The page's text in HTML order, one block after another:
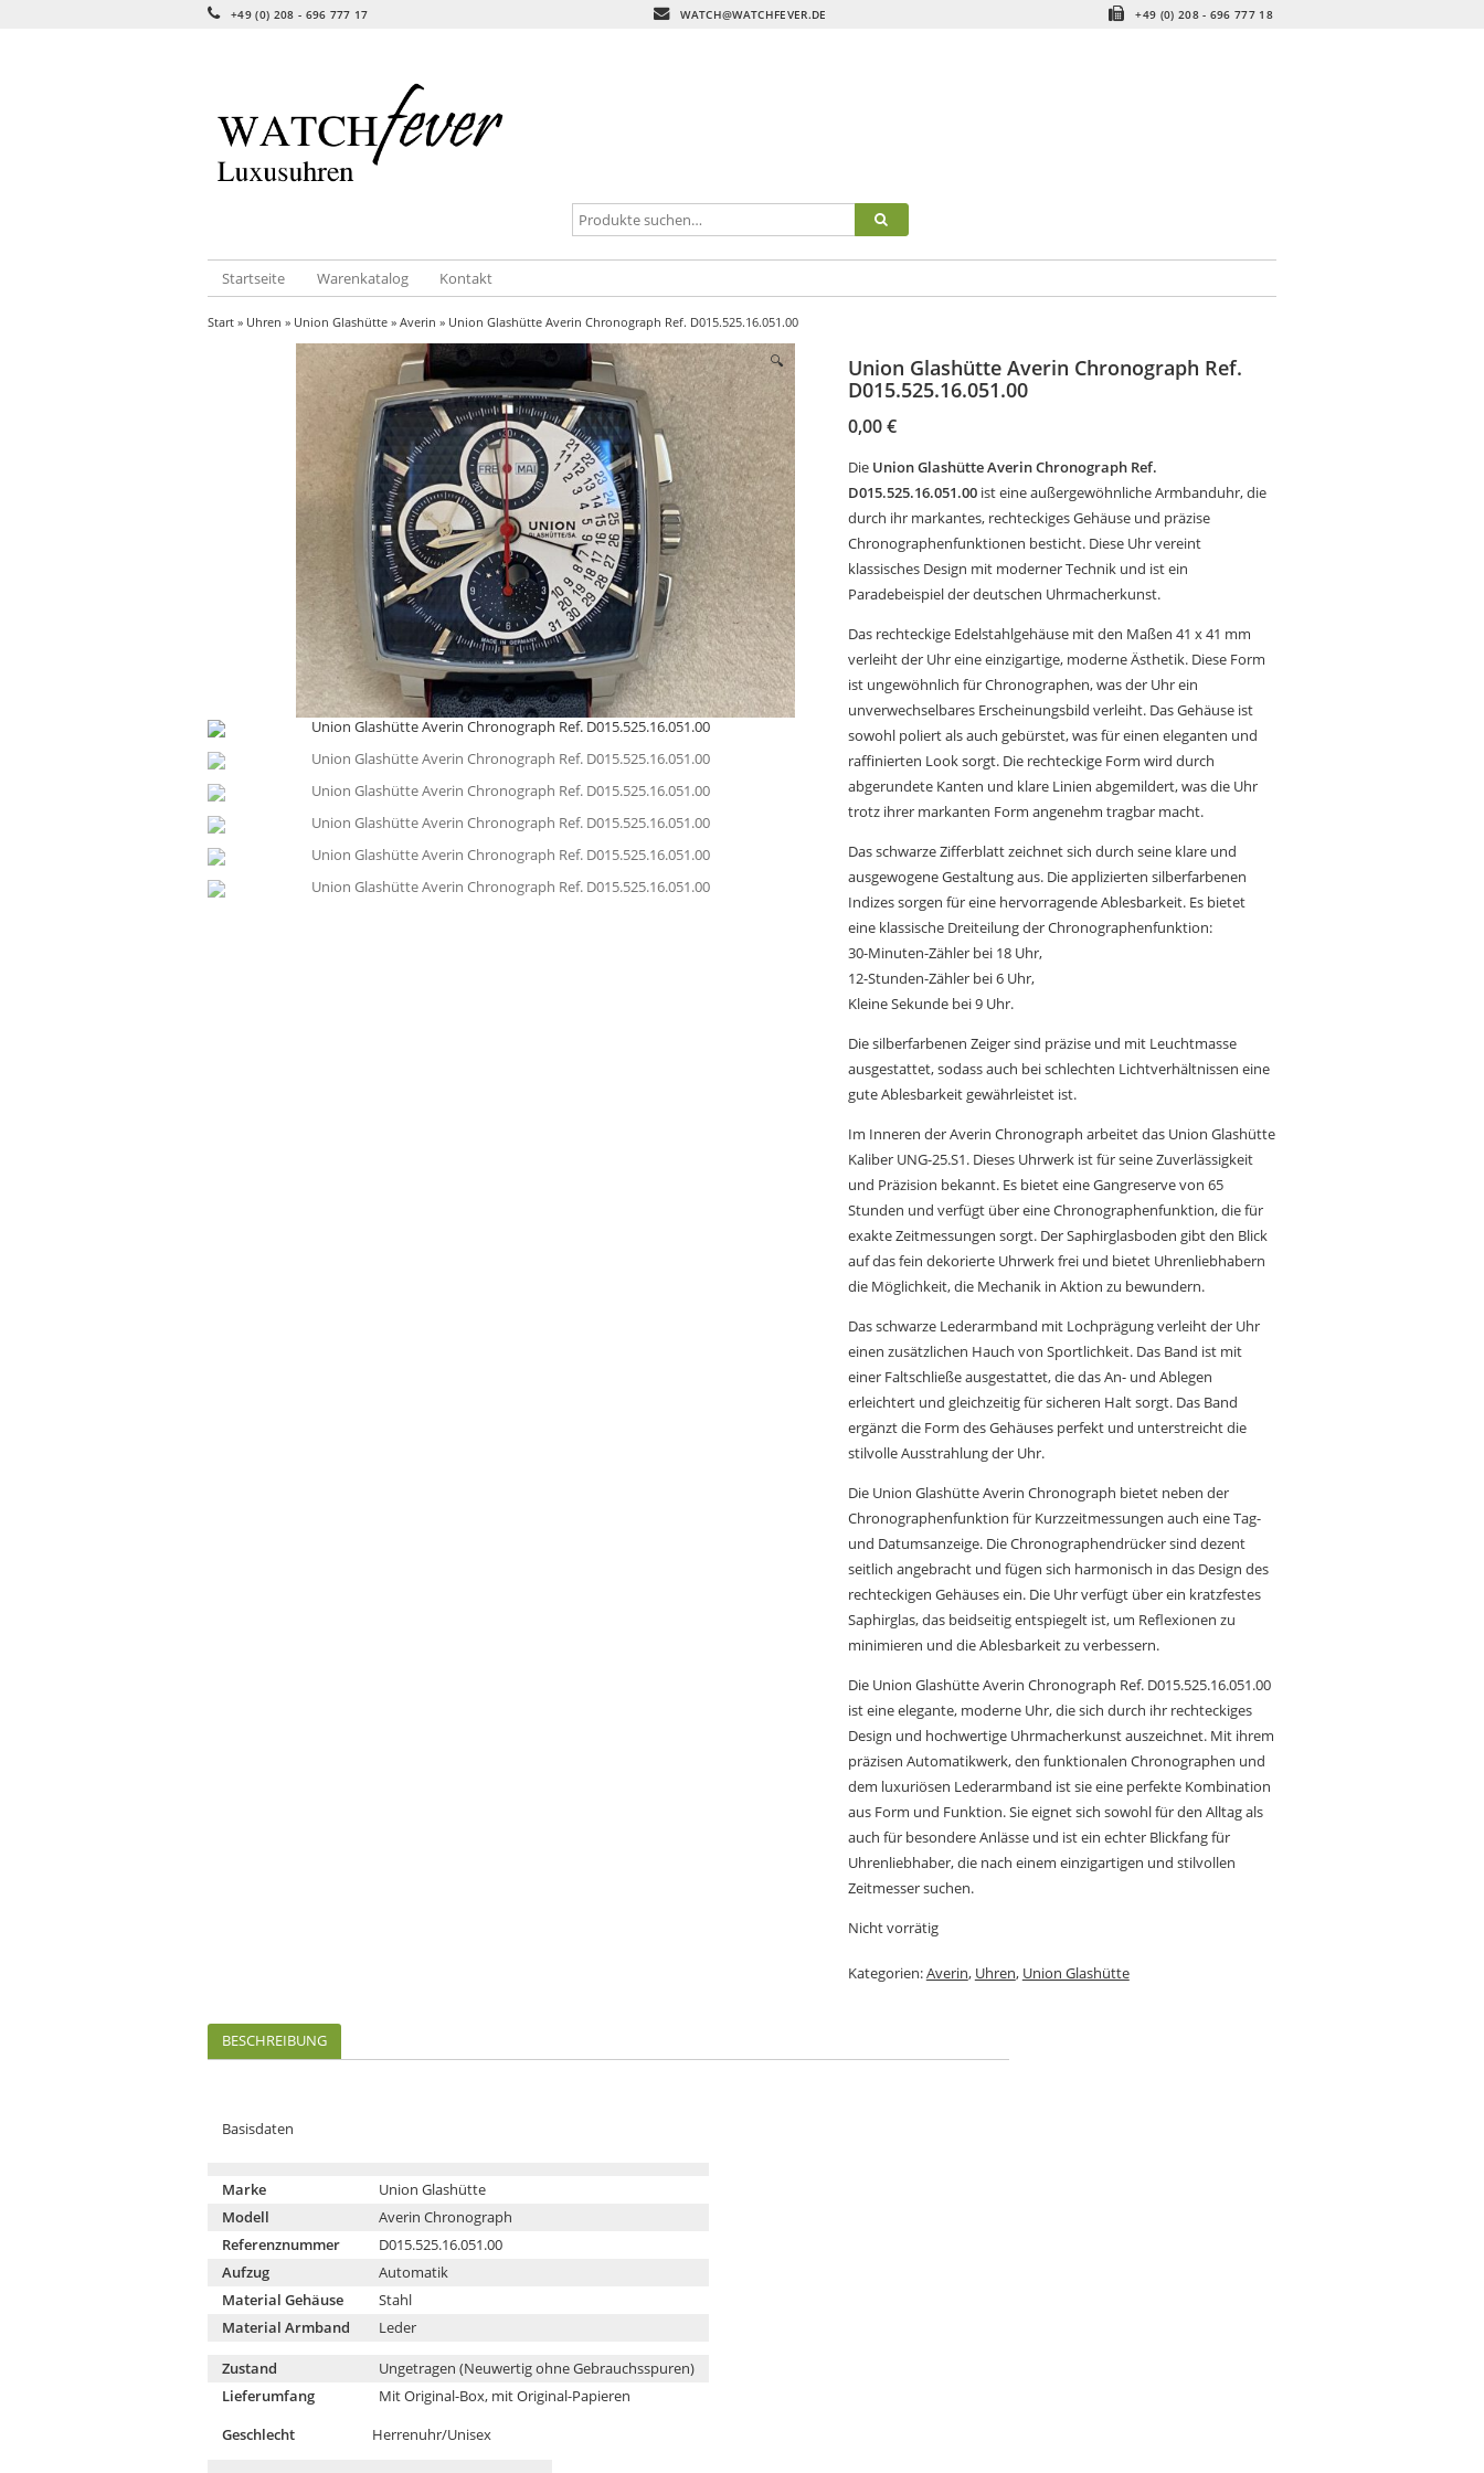
+49 (0) 208 - 696 777 17 WATCH@WATCHFEVER.DE +49 (0) 208 - 696 777 18
Startseite Warenkatalog Kontakt
Start » Uhren » Union Glashütte » Averin » Union Glashütte Averin Chronograph Ref. D015.525.16.051.00
🔍
Union Glashütte Averin Chronograph Ref.
D015.525.16.051.00
0,00€
Die Union Glashütte Averin Chronograph Ref.
D015.525.16.051.00ist eine außergewöhnliche Armbanduhr, die
durch ihr markantes, rechteckiges Gehäuse und präzise
Chronographenfunktionen besticht. Diese Uhr vereint
klassisches Design mit moderner Technik und ist ein
Paradebeispiel der deutschen Uhrmacherkunst.
Das rechteckige Edelstahlgehäuse mit den Maßen 41 x 41 mm
verleiht der Uhr eine einzigartige, moderne Ästhetik. Diese Form
ist ungewöhnlich für Chronographen, was der Uhr ein
unverwechselbares Erscheinungsbild verleiht. Das Gehäuse ist
sowohl poliert als auch gebürstet, was für einen eleganten und
raffinierten Look sorgt. Die rechteckige Form wird durch
abgerundete Kanten und klare Linien abgemildert, was die Uhr
trotz ihrer markanten Form angenehm tragbar macht.
Das schwarze Zifferblatt zeichnet sich durch seine klare und
ausgewogene Gestaltung aus. Die applizierten silberfarbenen
Indizes sorgen für eine hervorragende Ablesbarkeit. Es bietet
eine klassische Dreiteilung der Chronographenfunktion:
30-Minuten-Zähler bei 18 Uhr,
12-Stunden-Zähler bei 6 Uhr,
Kleine Sekunde bei 9 Uhr.
Die silberfarbenen Zeiger sind präzise und mit Leuchtmasse
ausgestattet, sodass auch bei schlechten Lichtverhältnissen eine
gute Ablesbarkeit gewährleistet ist.
Im Inneren der Averin Chronograph arbeitet das Union Glashütte
Kaliber UNG-25.S1. Dieses Uhrwerk ist für seine Zuverlässigkeit
und Präzision bekannt. Es bietet eine Gangreserve von 65
Stunden und verfügt über eine Chronographenfunktion, die für
exakte Zeitmessungen sorgt. Der Saphirglasboden gibt den Blick
auf das fein dekorierte Uhrwerk frei und bietet Uhrenliebhabern
die Möglichkeit, die Mechanik in Aktion zu bewundern.
Das schwarze Lederarmband mit Lochprägung verleiht der Uhr
einen zusätzlichen Hauch von Sportlichkeit. Das Band ist mit
einer Faltschließe ausgestattet, die das An- und Ablegen
erleichtert und gleichzeitig für sicheren Halt sorgt. Das Band
ergänzt die Form des Gehäuses perfekt und unterstreicht die
stilvolle Ausstrahlung der Uhr.
Die Union Glashütte Averin Chronograph bietet neben der
Chronographenfunktion für Kurzzeitmessungen auch eine Tag-
und Datumsanzeige. Die Chronographendrücker sind dezent
seitlich angebracht und fügen sich harmonisch in das Design des
rechteckigen Gehäuses ein. Die Uhr verfügt über ein kratzfestes
Saphirglas, das beidseitig entspiegelt ist, um Reflexionen zu
minimieren und die Ablesbarkeit zu verbessern.
Die Union Glashütte Averin Chronograph Ref. D015.525.16.051.00
ist eine elegante, moderne Uhr, die sich durch ihr rechteckiges
Design und hochwertige Uhrmacherkunst auszeichnet. Mit ihrem
präzisen Automatikwerk, den funktionalen Chronographen und
dem luxuriösen Lederarmband ist sie eine perfekte Kombination
aus Form und Funktion. Sie eignet sich sowohl für den Alltag als
auch für besondere Anlässe und ist ein echter Blickfang für
Uhrenliebhaber, die nach einem einzigartigen und stilvollen
Zeitmesser suchen.
Nicht vorrätig
Kategorien:Averin, Uhren, Union Glashütte
BESCHREIBUNG
Basisdaten
Marke
Union Glashütte
Modell
Averin Chronograph
Referenznummer
D015.525.16.051.00
Aufzug
Automatik
Material Gehäuse
Stahl
Material Armband
Leder
Zustand
Ungetragen (Neuwertig ohne Gebrauchsspuren)
Lieferumfang
Mit Original-Box, mit Original-Papieren
Geschlecht
Herrenuhr/Unisex